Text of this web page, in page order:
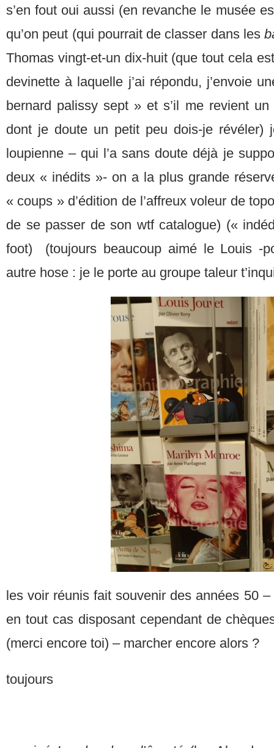
s’en fout oui aussi (en revanche le musée
qu’on peut (qui pourrait de classer dans les
Thomas vingt-et-un dix-huit (que tout cela
devinette à laquelle j’ai répondu, j’envoie
bernard palissy sept » et s’il me revient
dont je doute un petit peu dois-je révéler)
loupienne – qui l’a sans doute déjà je
deux « inédits »- on a la plus grande
« coups » d’édition de l’affreux voleur de
de se passer de son wtf catalogue) («
foot) (toujours beaucoup aimé le Louis -
autre hose : je le porte au groupe taleur
les voir réunis fait souvenir des années 50
en tout cas disposant cependant de
(merci encore toi) – marcher encore alors ?
toujours